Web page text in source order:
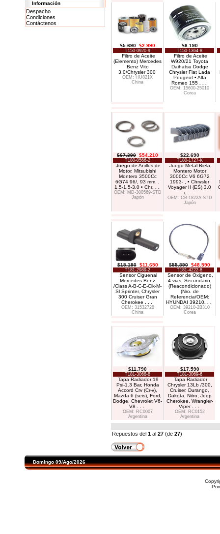
Información
Despacho
Condiciones
Contáctenos
$5.690 $2.990
T150-0920-9
Filtro de Aceite
(Elemento) Mercedes
Benz Vito
3.0/Chrysler 300
OEM: HU821X
China
$6.190
T150-1364-8
Filtro de Aceite
W920/21 Toyota
Daihatsu Dodge
Chrysler Fiat Lada
Peugeot • Alfa
Romeo 155
OEM: 15600-25010
Corea
$67.390 $54.210
T180-0566-2
Juego de Anillos de
Motor, Mitsubishi
Montero 3500Cc
6G74 96/, 93 mm. ,
1.5-1.5-3.0 • Chr. . .
OEM: MD-300569-STD
Japón
$22.690
T180-1727-K
Juego Metal Biela,
Montero Motor
3000Cc V6 6G72
1993- , • Chrysler
Voyager II (ES) 3.0
i,
OEM: CB-1822A-STD
Japón
$15.190 $11.650
T181-2989-2
Sensor Ciguenal
Mercedes Benz
/Class A-B-C-E-Clk-M-
Sl Sprinter, Chrysler
300 Cruiser Gran
Cherokee
OEM: 31532728
China
$55.890 $48.590
T181-4222-8
Sensor de Oxigeno,
4 vias, Secundario,
(Reacondicionado)
(Nro. de
Referencia/OEM:
HYUNDAI 39210
OEM: 39210-2B310
Corea
$11.790
T181-3068-8
Tapa Radiador 19
Psi-1.3 Bar, Honda
Accord Crv (Cr-v),
Mazda 6 (seis), Ford,
Dodge, Chevrolet V6-
V8
OEM: RC0007
Argentina
$17.590
T181-3069-6
Tapa Radiador
Chrysler 13Lb /300,
Cruiser, Durango,
Dakota, Nitro, Jeep
Cherokee, Wrangler-
Viper
OEM: RC0152
Argentina
Repuestos del 1 al 27 (de 27)
Domingo 09/Ago/2026